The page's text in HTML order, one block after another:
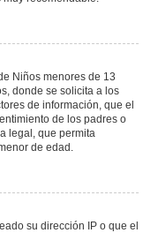
Niños menores de 13
donde se solicita a los
de información, que el
de los padres o
legal, que permita
de edad.
su dirección IP o que el